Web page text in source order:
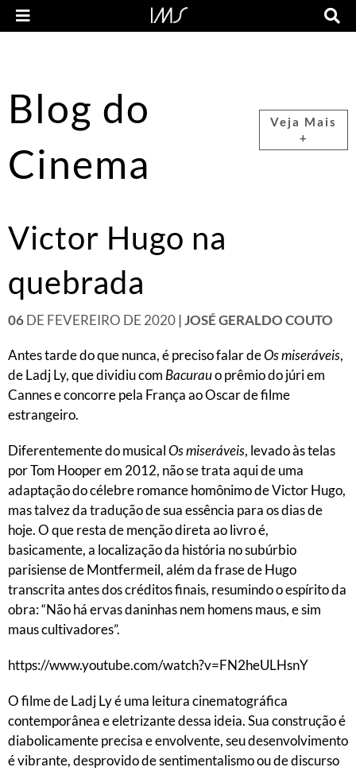
Blog do
Cinema
Veja Mais
+
Victor Hugo na
quebrada
06DE FEVEREIRO DE 2020| JOSÉ GERALDO COUTO
Antes tarde do que nunca, é preciso falar deOs miseráveis,
de Ladj Ly, que dividiu com Bacurauo prêmio do júri em
Cannes e concorre pela França ao Oscar de filme
estrangeiro.
Diferentemente do musicalOs miseráveis, levado às telas
por Tom Hooper em 2012, não se trata aqui de uma
adaptação do célebre romance homônimo de Victor Hugo,
mas talvez da tradução de sua essência para os dias de
hoje. O que resta de menção direta ao livro é,
basicamente, a localização da história no subúrbio
parisiense de Montfermeil, além da frase de Hugo
transcrita antes dos créditos finais, resumindo o espírito da
obra: “Não há ervas daninhas nem homens maus, e sim
maus cultivadores”.
https://www.youtube.com/watch?v=FN2heULHsnY
O filme de Ladj Ly é uma leitura cinematográfica
contemporânea e eletrizante dessa ideia. Sua construção é
diabolicamente precisa e envolvente, seu desenvolvimento
é vibrante, desprovido de sentimentalismo ou de discurso